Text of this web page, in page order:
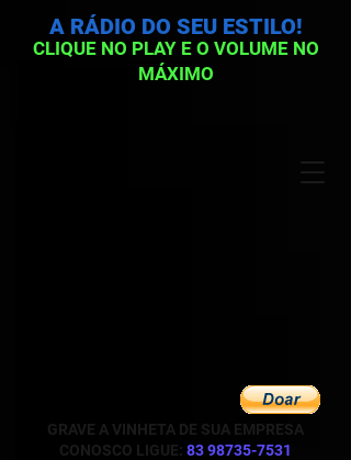
GRAVE A VINHETA DE SUA EMPRESA
CONOSCO LIGUE: 83 98735-7531
CLIQUE NO PLAY E O VOLUME NO
MÁXIMO
A RÁDIO DO SEU ESTILO!